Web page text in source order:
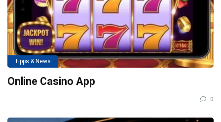
Tipps & News
Online Casino App
0